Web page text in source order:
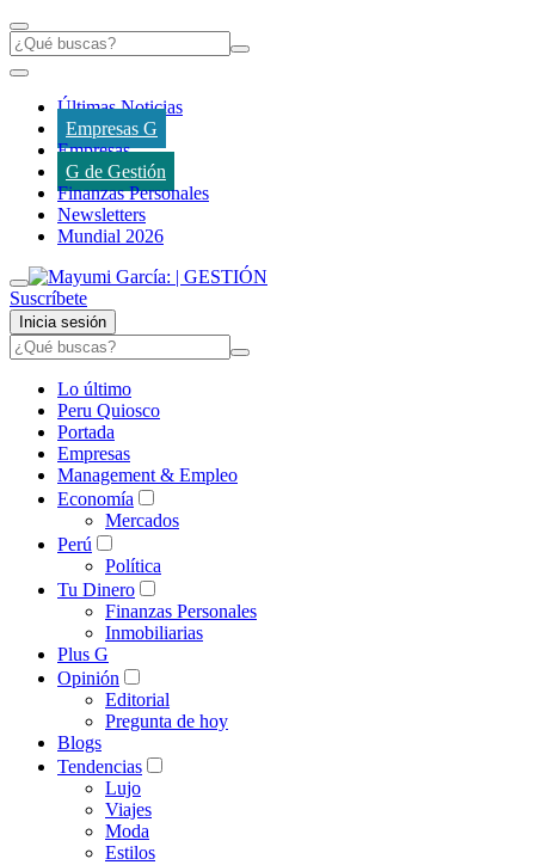
Últimas Noticias
Empresas G
Empresas
G de Gestión
Finanzas Personales
Newsletters
Mundial 2026
Suscríbete
Inicia sesión
Lo último
Peru Quiosco
Portada
Empresas
Management & Empleo
Economía
Mercados
Perú
Política
Tu Dinero
Finanzas Personales
Inmobiliarias
Plus G
Opinión
Editorial
Pregunta de hoy
Blogs
Tendencias
Lujo
Viajes
Moda
Estilos